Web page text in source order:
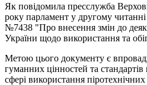
Як повідомила пресслужба
року парламент у другому
№7438 "Про внесення змін до
України щодо використання та
Метою цього документу є
гуманних цінностей та
сфері використання піротехнічних